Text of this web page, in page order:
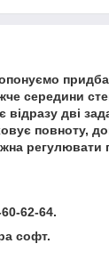
середини
дві
повноту,
регулювати
62-64.
софт.